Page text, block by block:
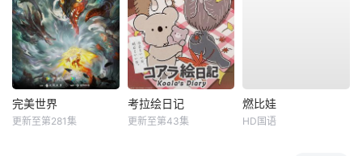
完美世界
更新至第281集
考拉绘日记
更新至第43集
燃比娃
HD国语